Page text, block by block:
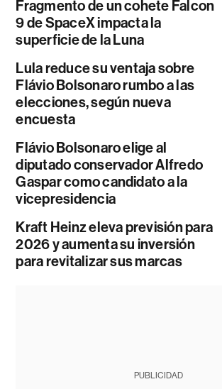
Fragmento de un cohete Falcon
9 de SpaceX impacta la
superficie de la Luna
Lula reduce su ventaja sobre
Flávio Bolsonaro rumbo a las
elecciones, según nueva
encuesta
Flávio Bolsonaro elige al
diputado conservador Alfredo
Gaspar como candidato a la
vicepresidencia
Kraft Heinz eleva previsión para
2026 y aumenta su inversión
para revitalizar sus marcas
PUBLICIDAD